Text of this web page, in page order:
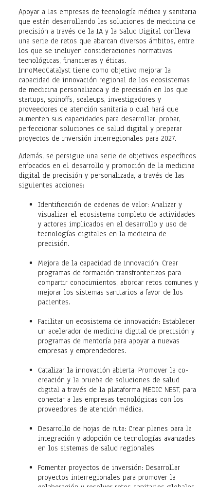
Apoyar a las empresas de tecnología médica y sanitaria
que están desarrollando las soluciones de medicina de
precisión a través de la IA y la Salud Digital conlleva
una serie de retos que abarcan diversos ámbitos, entre
los que se incluyen consideraciones normativas,
tecnológicas, financieras y éticas.
InnoMedCatalyst tiene como objetivo mejorar la
capacidad de innovación regional de los ecosistemas
de medicina personalizada y de precisión en los que
startups, spinoffs, scaleups, investigadores y
proveedores de atención sanitaria o cual hará que
aumenten sus capacidades para desarrollar, probar,
perfeccionar soluciones de salud digital y preparar
proyectos de inversión interregionales para 2027.
Además, se persigue una serie de objetivos específicos
enfocados en el desarrollo y promoción de la medicina
digital de precisión y personalizada, a través de las
siguientes acciones:
Identificación de cadenas de valor: Analizar y
visualizar el ecosistema completo de actividades
y actores implicados en el desarrollo y uso de
tecnologías digitales en la medicina de
precisión.
Mejora de la capacidad de innovación: Crear
programas de formación transfronterizos para
compartir conocimientos, abordar retos comunes y
mejorar los sistemas sanitarios a favor de los
pacientes.
Facilitar un ecosistema de innovación: Establecer
un acelerador de medicina digital de precisión y
programas de mentoría para apoyar a nuevas
empresas y emprendedores.
Catalizar la innovación abierta: Promover la co-
creación y la prueba de soluciones de salud
digital a través de la plataforma MEDIC NEST, para
conectar a las empresas tecnológicas con los
proveedores de atención médica.
Desarrollo de hojas de ruta: Crear planes para la
integración y adopción de tecnologías avanzadas
en los sistemas de salud regionales.
Fomentar proyectos de inversión: Desarrollar
proyectos interregionales para promover la